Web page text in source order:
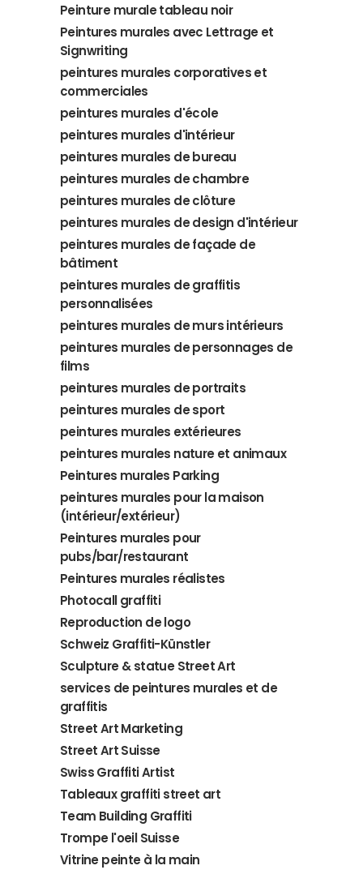
Peinture murale tableau noir
Peintures murales avec Lettrage et
Signwriting
peintures murales corporatives et
commerciales
peintures murales d'école
peintures murales d'intérieur
peintures murales de bureau
peintures murales de chambre
peintures murales de clôture
peintures murales de design d'intérieur
peintures murales de façade de
bâtiment
peintures murales de graffitis
personnalisées
peintures murales de murs intérieurs
peintures murales de personnages de
films
peintures murales de portraits
peintures murales de sport
peintures murales extérieures
peintures murales nature et animaux
Peintures murales Parking
peintures murales pour la maison
(intérieur/extérieur)
Peintures murales pour
pubs/bar/restaurant
Peintures murales réalistes
Photocall graffiti
Reproduction de logo
Schweiz Graffiti-Künstler
Sculpture & statue Street Art
services de peintures murales et de
graffitis
Street Art Marketing
Street Art Suisse
Swiss Graffiti Artist
Tableaux graffiti street art
Team Building Graffiti
Trompe l'oeil Suisse
Vitrine peinte à la main